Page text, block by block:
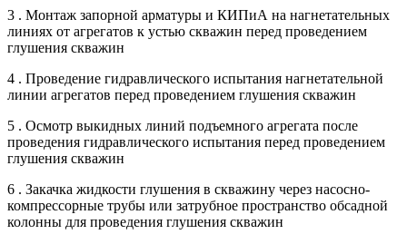
3 . Монтаж запорной арматуры и КИПиА на нагнетательных
линиях от агрегатов к устью скважин перед проведением
глушения скважин
4 . Проведение гидравлического испытания нагнетательной
линии агрегатов перед проведением глушения скважин
5 . Осмотр выкидных линий подъемного агрегата после
проведения гидравлического испытания перед проведением
глушения скважин
6 . Закачка жидкости глушения в скважину через насосно-
компрессорные трубы или затрубное пространство обсадной
колонны для проведения глушения скважин